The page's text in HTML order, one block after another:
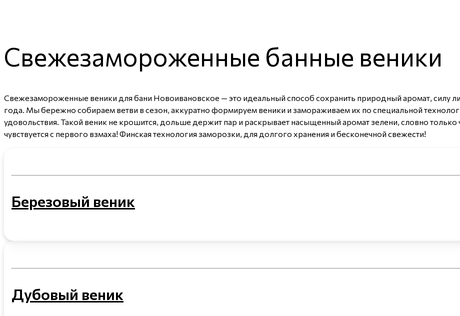
Свежезамороженные банные веники
Свежезамороженные веники для бани Новоивановское — это идеальный способ сохранить природный аромат, силу
года. Мы бережно собираем ветви в сезон, аккуратно формируем веники и замораживаем их по специальной
удовольствия. Такой веник не крошится, дольше держит пар и раскрывает насыщенный аромат зелени, словно
чувствуется с первого взмаха! Финская технология заморозки, для долгого хранения и бесконечной свежести!
Березовый веник
Дубовый веник